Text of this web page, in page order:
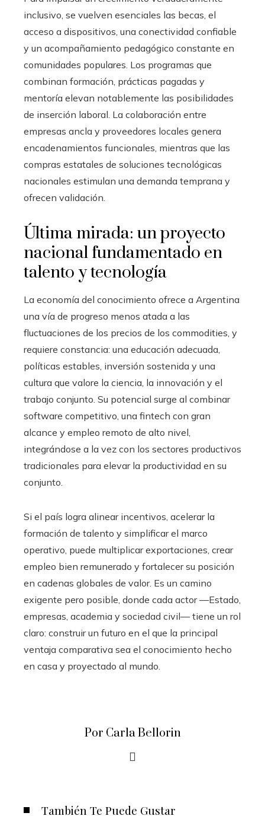
inclusivo, se vuelven esenciales las becas, el
acceso a dispositivos, una conectividad confiable
y un acompañamiento pedagógico constante en
comunidades populares. Los programas que
combinan formación, prácticas pagadas y
mentoría elevan notablemente las posibilidades
de inserción laboral. La colaboración entre
empresas ancla y proveedores locales genera
encadenamientos funcionales, mientras que las
compras estatales de soluciones tecnológicas
nacionales estimulan una demanda temprana y
ofrecen validación.
Última mirada: un proyecto
nacional fundamentado en
talento y tecnología
La economía del conocimiento ofrece a Argentina
una vía de progreso menos atada a las
fluctuaciones de los precios de los commodities, y
requiere constancia: una educación adecuada,
políticas estables, inversión sostenida y una
cultura que valore la ciencia, la innovación y el
trabajo conjunto. Su potencial surge al combinar
software competitivo, una fintech con gran
alcance y empleo remoto de alto nivel,
integrándose a la vez con los sectores productivos
tradicionales para elevar la productividad en su
conjunto.
Si el país logra alinear incentivos, acelerar la
formación de talento y simplificar el marco
operativo, puede multiplicar exportaciones, crear
empleo bien remunerado y fortalecer su posición
en cadenas globales de valor. Es un camino
exigente pero posible, donde cada actor —Estado,
empresas, academia y sociedad civil— tiene un rol
claro: construir un futuro en el que la principal
ventaja comparativa sea el conocimiento hecho
en casa y proyectado al mundo.
Por Carla Bellorin
También Te Puede Gustar